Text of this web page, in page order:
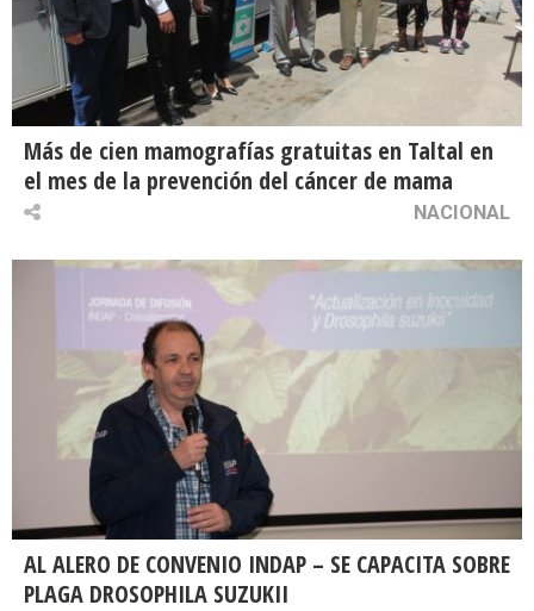
Más de cien mamografías gratuitas en Taltal en
el mes de la prevención del cáncer de mama
NACIONAL
AL ALERO DE CONVENIO INDAP – SE CAPACITA SOBRE
PLAGA DROSOPHILA SUZUKII